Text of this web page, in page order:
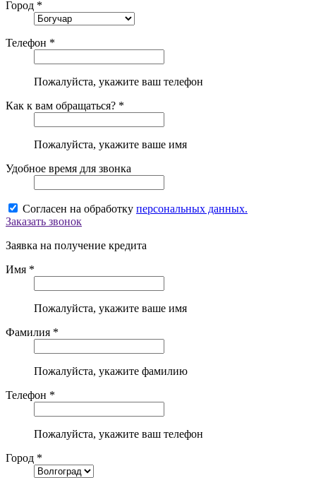
Город *
Телефон *
Пожалуйста, укажите ваш телефон
Как к вам обращаться? *
Пожалуйста, укажите ваше имя
Удобное время для звонка
Согласен на обработку персональных данных.
Заказать звонок
Заявка на получение кредита
Имя *
Пожалуйста, укажите ваше имя
Фамилия *
Пожалуйста, укажите фамилию
Телефон *
Пожалуйста, укажите ваш телефон
Город *